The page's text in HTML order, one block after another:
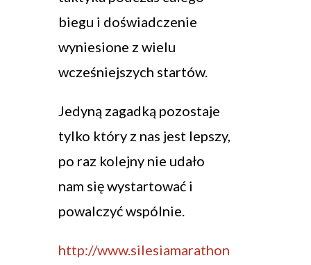
biegu i doświadczenie
wyniesione z wielu
wcześniejszych startów.
Jedyną zagadką pozostaje
tylko który z nas jest lepszy,
po raz kolejny nie udało
nam się wystartować i
powalczyć wspólnie.
http://www.silesiamarathon